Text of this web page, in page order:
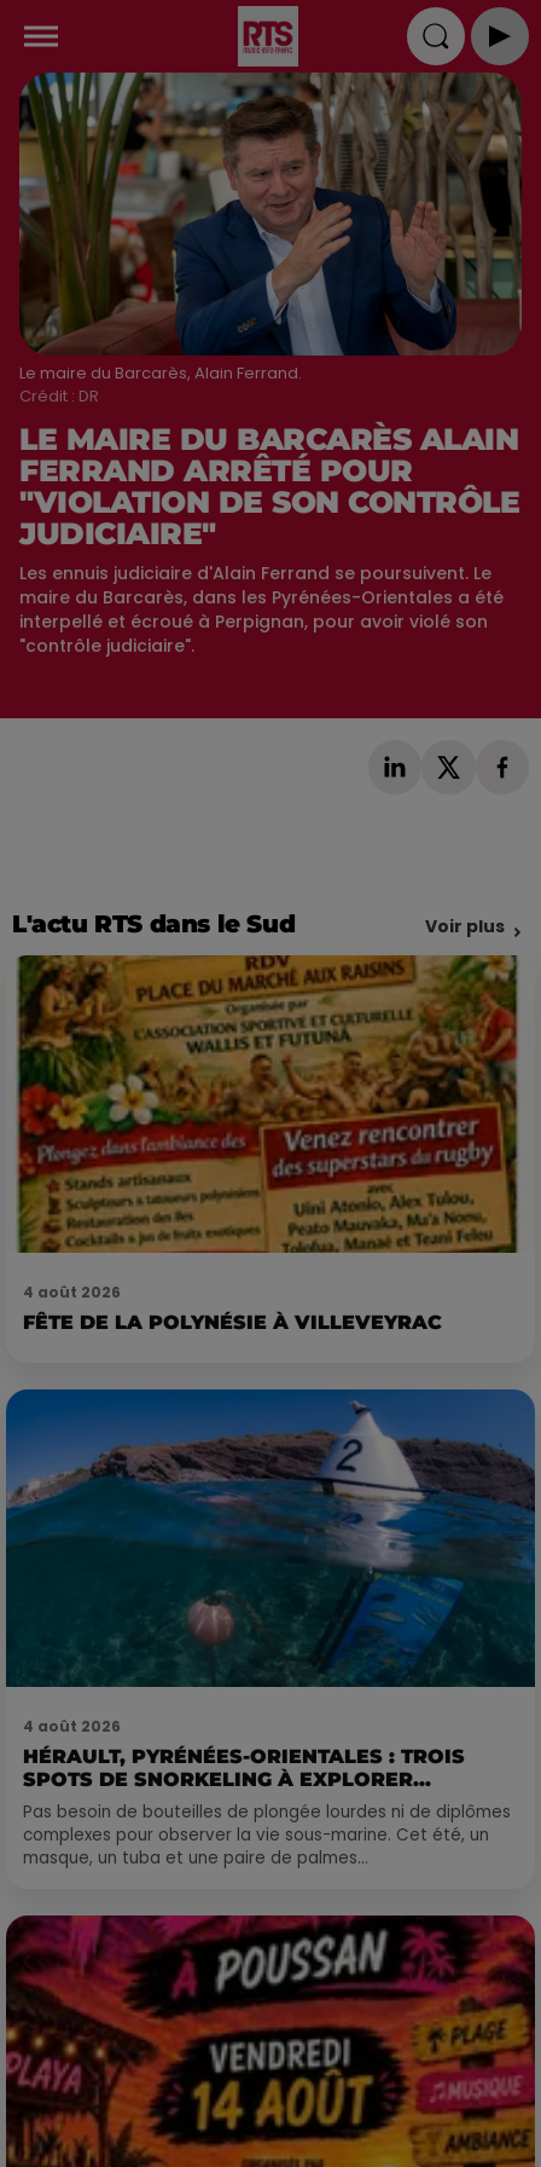
Le maire du Barcarès, Alain Ferrand.
Crédit : DR
LE MAIRE DU BARCARÈS ALAIN
FERRAND ARRÊTÉ POUR
"VIOLATION DE SON CONTRÔLE
JUDICIAIRE"
Les ennuis judiciaire d'Alain Ferrand se poursuivent. Le
maire du Barcarès, dans les Pyrénées-Orientales a été
interpellé et écroué à Perpignan, pour avoir violé son
"contrôle judiciaire".
L'actu RTS dans le Sud Voir plus
4 août 2026
FÊTE DE LA POLYNÉSIE À VILLEVEYRAC
4 août 2026
HÉRAULT, PYRÉNÉES-ORIENTALES : TROIS
SPOTS DE SNORKELING À EXPLORER...
Pas besoin de bouteilles de plongée lourdes ni de diplômes
complexes pour observer la vie sous-marine. Cet été, un
masque, un tuba et une paire de palmes...